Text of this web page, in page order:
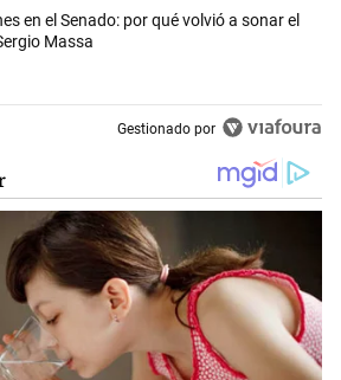
con el título "Negociaciones en el Senado:
en el Senado: por qué volvió a sonar el
Massa
Gestionado por